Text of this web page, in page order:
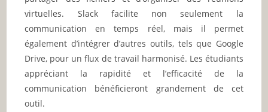
virtuelles. Slack facilite non seulement la
communication en temps réel, mais il permet
également d’intégrer d’autres outils, tels que Google
Drive, pour un flux de travail harmonisé. Les étudiants
appréciant la rapidité et l’efficacité de la
communication bénéficieront grandement de cet
outil.